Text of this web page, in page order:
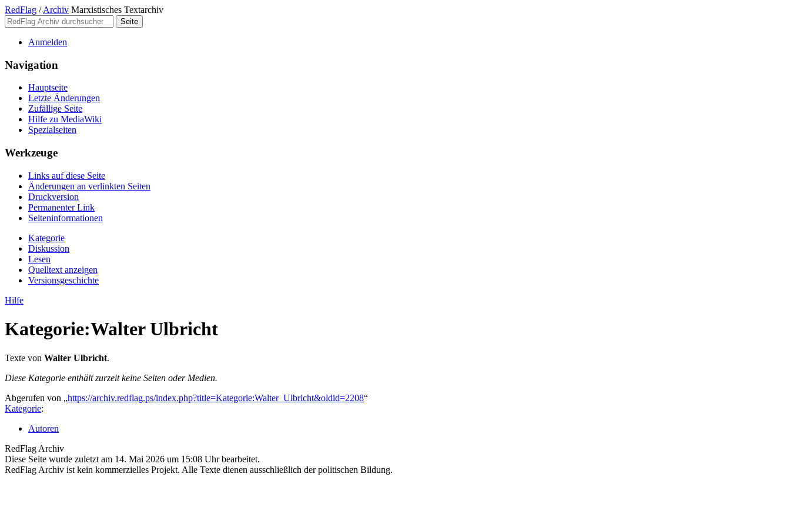
RedFlag / Archiv Marxistisches Textarchiv
Anmelden
Navigation
Hauptseite
Letzte Änderungen
Zufällige Seite
Hilfe zu MediaWiki
Spezialseiten
Werkzeuge
Links auf diese Seite
Änderungen an verlinkten Seiten
Druckversion
Permanenter Link
Seiten­­informationen
Kategorie
Diskussion
Lesen
Quelltext anzeigen
Versionsgeschichte
Hilfe
Kategorie:Walter Ulbricht
Texte von Walter Ulbricht.
Diese Kategorie enthält zurzeit keine Seiten oder Medien.
Abgerufen von „https://archiv.redflag.ps/index.php?title=Kategorie:Walter_Ulbricht&oldid=2208“
Kategorie:
Autoren
RedFlag Archiv
Diese Seite wurde zuletzt am 14. Mai 2026 um 15:08 Uhr bearbeitet.
RedFlag Archiv ist kein kommerzielles Projekt. Alle Texte dienen ausschließlich der politischen Bildung.